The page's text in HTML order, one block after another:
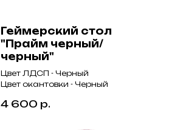
Геймерский стол
"Прайм черный/
черный"
Цвет ЛДСП - Черный
Цвет окантовки - Черный
4 600 р.